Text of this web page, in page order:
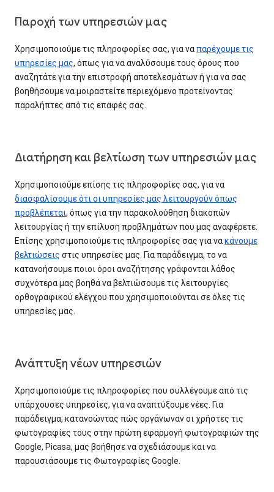
Παροχή των υπηρεσιών μας
Χρησιμοποιούμε τις πληροφορίες σας, για ναπαρέχουμε τις
υπηρεσίες μας, όπως για να αναλύσουμε τους όρους που
αναζητάτε για την επιστροφή αποτελεσμάτων ή για να σας
βοηθήσουμε να μοιραστείτε περιεχόμενο προτείνοντας
παραλήπτες από τις επαφές σας.
Διατήρηση και βελτίωση των υπηρεσιών μας
Χρησιμοποιούμε επίσης τις πληροφορίες σας, για να
διασφαλίσουμε ότι οι υπηρεσίες μας λειτουργούν όπως
προβλέπεται, όπως για την παρακολούθηση διακοπών
λειτουργίας ή την επίλυση προβλημάτων που μας αναφέρετε.
Επίσης χρησιμοποιούμε τις πληροφορίες σας για νακάνουμε
βελτιώσεις στις υπηρεσίες μας. Για παράδειγμα, το να
κατανοήσουμε ποιοι όροι αναζήτησης γράφονται λάθος
συχνότερα μας βοηθά να βελτιώσουμε τις λειτουργίες
ορθογραφικού ελέγχου που χρησιμοποιούνται σε όλες τις
υπηρεσίες μας.
Ανάπτυξη νέων υπηρεσιών
Χρησιμοποιούμε τις πληροφορίες που συλλέγουμε από τις
υπάρχουσες υπηρεσίες, για να αναπτύξουμε νέες. Για
παράδειγμα, κατανοώντας πώς οργάνωναν οι χρήστες τις
φωτογραφίες τους στην πρώτη εφαρμογή φωτογραφιών της
Google, Picasa, μας βοήθησε να σχεδιάσουμε και να
παρουσιάσουμε τις Φωτογραφίες Google.